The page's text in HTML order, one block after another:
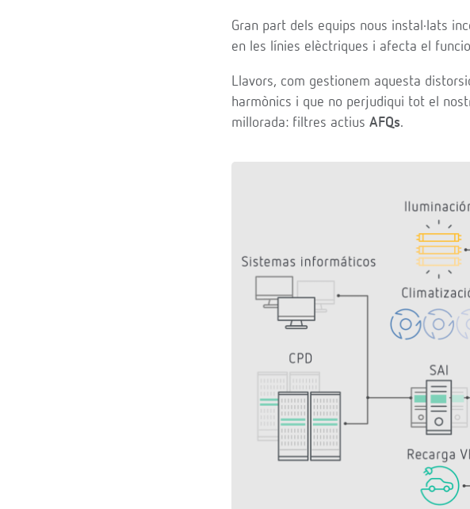
Gran part dels equips nous instal·lats
en les línies elèctriques i afecta el
Llavors, com gestionem aquesta
harmònics i que no perjudiqui tot el
millorada: filtres actius AFQs.